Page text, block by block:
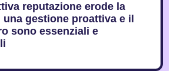
reputazione erode la
gestione proattiva e il
sono essenziali e